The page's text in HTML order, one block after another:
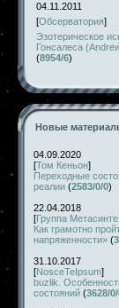
04.11.2011
[Обсерватория]
Эзотерическое
Гонсалеса
(8954/6)
Новые
04.09.2020
[Том Кеньон]
Переходные
реалии (2583/0/0)
22.04.2018
[Группа
Как грамотно
напряженности» (
31.10.2017
[NosceTeIpsum]
buzlik.
состояний (3628/